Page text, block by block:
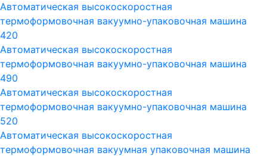
Автоматическая высокоскоростная
термоформовочная вакуумно-упаковочная машина
420
Автоматическая высокоскоростная
термоформовочная вакуумно-упаковочная машина
490
Автоматическая высокоскоростная
термоформовочная вакуумно-упаковочная машина
520
Автоматическая высокоскоростная
термоформовочная вакуумная упаковочная машина